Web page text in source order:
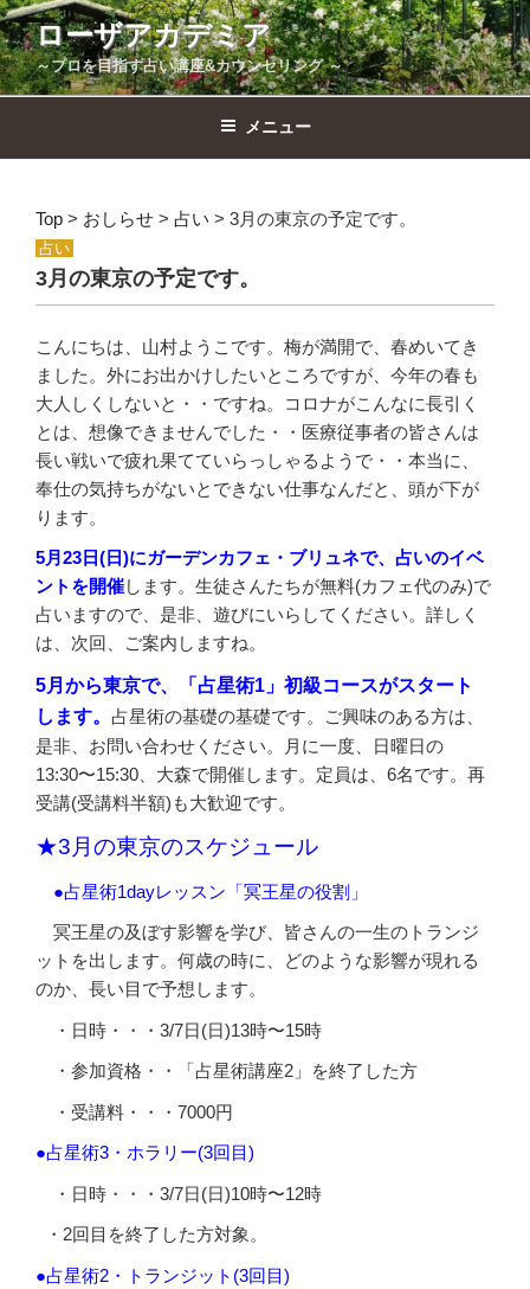
コ
ン
テ
ン
へ
ローザアカデミア
～プロを目指す占い講座&カウンセリング ～
メニュー
Top > おしらせ > 占い > 3月の東京の予定です。
占い
3月の東京の予定です。
こんにちは、山村ようこです。梅が満開で、春めいてき
ました。外にお出かけしたいところですが、今年の春も
大人しくしないと・・ですね。コロナがこんなに長引く
とは、想像できませんでした・・医療従事者の皆さんは
長い戦いで疲れ果てていらっしゃるようで・・本当に、
奉仕の気持ちがないとできない仕事なんだと、頭が下が
ります。
5月23日(日)にガーデンカフェ・ブリュネで、占いのイベ
ントを開催します。生徒さんたちが無料(カフェ代のみ)で
占いますので、是非、遊びにいらしてください。詳しく
は、次回、ご案内しますね。
5月から東京で、「占星術1」初級コースがスタート
します。 占星術の基礎の基礎です。ご興味のある方は、
是非、お問い合わせください。月に一度、日曜日の
13:30〜15:30、大森で開催します。定員は、6名です。再
受講(受講料半額)も大歓迎です。
★3月の東京のスケジュール
●占星術1dayレッスン「冥王星の役割」
冥王星の及ぼす影響を学び、皆さんの一生のトランジ
ットを出します。何歳の時に、どのような影響が現れる
のか、長い目で予想します。
・日時・・・3/7日(日)13時〜15時
・参加資格・・「占星術講座2」を終了した方
・受講料・・・7000円
●占星術3・ホラリー(3回目)
・日時・・・3/7日(日)10時〜12時
・2回目を終了した方対象。
●占星術2・トランジット(3回目)
投
稿
ナ
ビ
ゲ
シ
ョ
ン